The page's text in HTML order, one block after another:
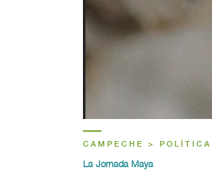
CAMPECHE > POLÍTICA
La Jornada Maya